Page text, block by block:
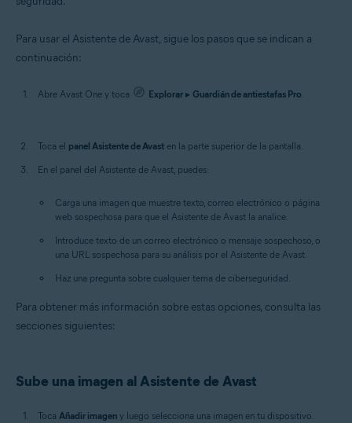
Para usar el Asistente de Avast, sigue los pasos que se indican a
continuación:
Abre Avast One y toca Explorar ▸ Guardián de antiestafas Pro.
Toca el panel Asistente de Avast en la parte superior de la pantalla.
En el panel del Asistente de Avast, puedes:
Carga una imagen que muestre texto, correo electrónico o página
web sospechosa para que el Asistente de Avast la analice.
Introduce texto de un correo electrónico o mensaje sospechoso, o
una URL sospechosa para su análisis por el Asistente de Avast.
Haz una pregunta sobre cualquier tema de ciberseguridad.
Para obtener más información sobre estas opciones, consulta las
secciones siguientes:
Sube una imagen al Asistente de Avast
Toca Añadir imagen y luego selecciona una imagen en tu dispositivo.